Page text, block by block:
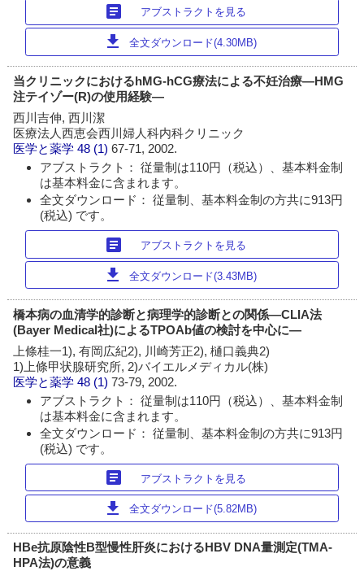
article アブストラクトを見る
download 全文ダウンロード(4.30MB)
当クリニックにおけるhMG-hCG療法による不妊治療―HMG
注テイゾー(R)の使用経験―
西川吉伸, 西川潔
医療法人西恵会西川婦人科内科クリニック
医学と薬学 48 (1)67-71, 2002.
アブストラクト： 従量制は110円（税込）、基本料金制
は基本料金に含まれます。
全文ダウンロード： 従量制、基本料金制の方共に913円
(税込) です。
article アブストラクトを見る
download 全文ダウンロード(3.43MB)
橋本病の血清学的診断と病理学的診断との関係―CLIA法
(Bayer Medical社)によるTPOAb値の検討を中心に―
上條桂一1), 有岡広紀2), 川崎芳正2), 樋口義典2)
1)上條甲状腺研究所, 2)バイエルメディカル(株)
医学と薬学 48 (1)73-79, 2002.
アブストラクト： 従量制は110円（税込）、基本料金制
は基本料金に含まれます。
全文ダウンロード： 従量制、基本料金制の方共に913円
(税込) です。
article アブストラクトを見る
download 全文ダウンロード(5.82MB)
HBe抗原陰性B型慢性肝炎におけるHBV DNA量測定(TMA-
HPA法)の意義